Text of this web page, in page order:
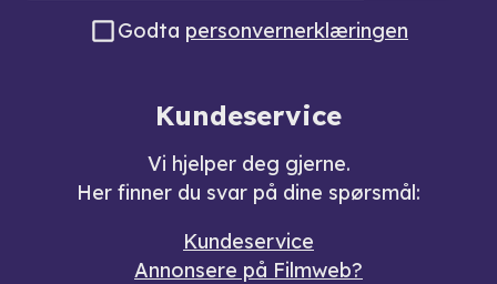
Godta personvernerklæringen
Kundeservice
Vi hjelper deg gjerne.
Her finner du svar på dine spørsmål:
Kundeservice
Annonsere på Filmweb?